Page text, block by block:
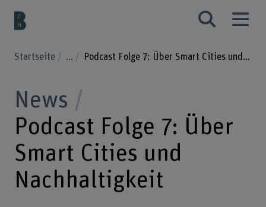
Startseite ... Podcast Folge 7: Über Smart Cities und Nachhaltigkeit
News
Podcast Folge 7: Über
Smart Cities und
Nachhaltigkeit